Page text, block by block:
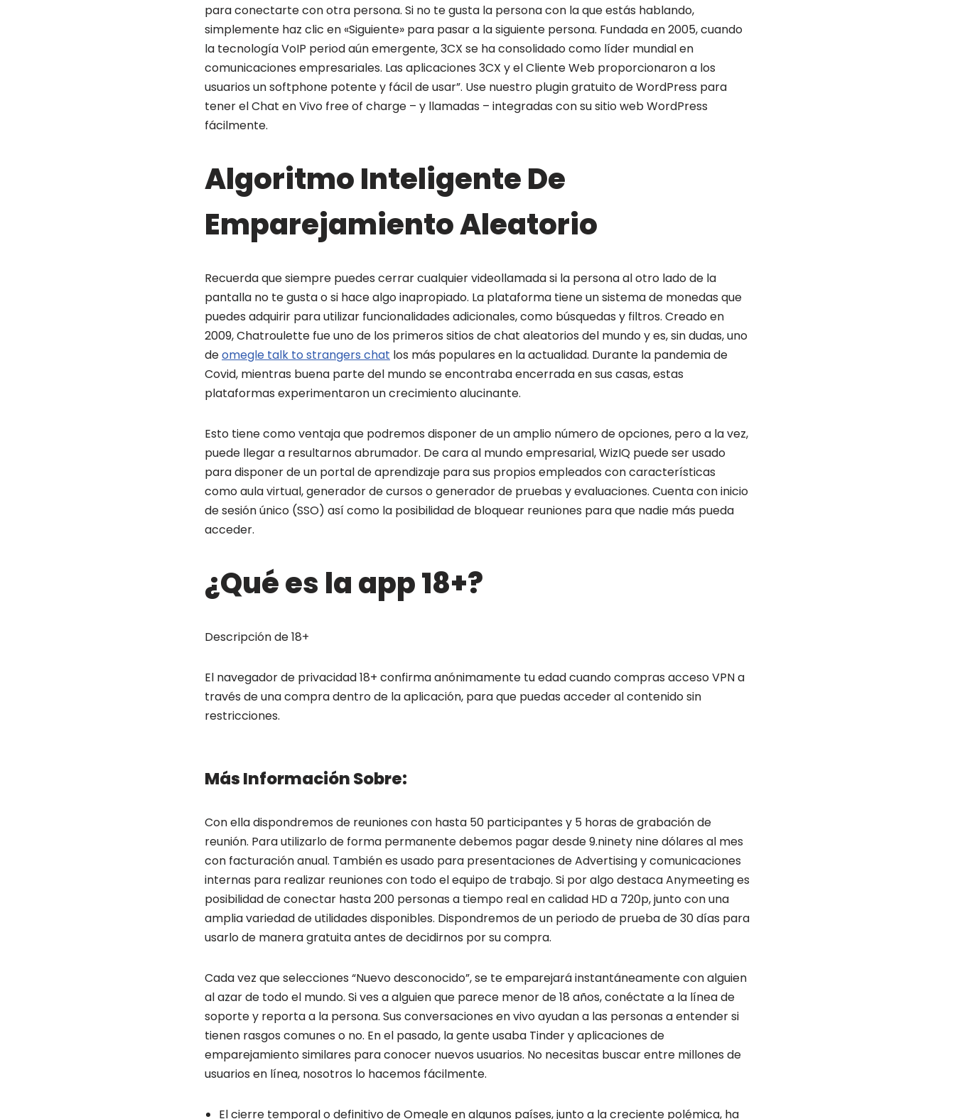
para conectarte con otra persona. Si no te gusta la persona con la que estás hablando,
simplemente haz clic en «Siguiente» para pasar a la siguiente persona. Fundada en 2005, cuando
la tecnología VoIP period aún emergente, 3CX se ha consolidado como líder mundial en
comunicaciones empresariales. Las aplicaciones 3CX y el Cliente Web proporcionaron a los
usuarios un softphone potente y fácil de usar”. Use nuestro plugin gratuito de WordPress para
tener el Chat en Vivo free of charge – y llamadas – integradas con su sitio web WordPress
fácilmente.
Algoritmo Inteligente De
Emparejamiento Aleatorio
Recuerda que siempre puedes cerrar cualquier videollamada si la persona al otro lado de la
pantalla no te gusta o si hace algo inapropiado. La plataforma tiene un sistema de monedas que
puedes adquirir para utilizar funcionalidades adicionales, como búsquedas y filtros. Creado en
2009, Chatroulette fue uno de los primeros sitios de chat aleatorios del mundo y es, sin dudas, uno
deomegle talk to strangers chat los más populares en la actualidad. Durante la pandemia de
Covid, mientras buena parte del mundo se encontraba encerrada en sus casas, estas
plataformas experimentaron un crecimiento alucinante.
Esto tiene como ventaja que podremos disponer de un amplio número de opciones, pero a la vez,
puede llegar a resultarnos abrumador. De cara al mundo empresarial, WizIQ puede ser usado
para disponer de un portal de aprendizaje para sus propios empleados con características
como aula virtual, generador de cursos o generador de pruebas y evaluaciones. Cuenta con inicio
de sesión único (SSO) así como la posibilidad de bloquear reuniones para que nadie más pueda
acceder.
¿Qué es la app 18+?
Descripción de 18+
El navegador de privacidad 18+ confirma anónimamente tu edad cuando compras acceso VPN a
través de una compra dentro de la aplicación, para que puedas acceder al contenido sin
restricciones.
Más Información Sobre:
Con ella dispondremos de reuniones con hasta 50 participantes y 5 horas de grabación de
reunión. Para utilizarlo de forma permanente debemos pagar desde 9.ninety nine dólares al mes
con facturación anual. También es usado para presentaciones de Advertising y comunicaciones
internas para realizar reuniones con todo el equipo de trabajo. Si por algo destaca Anymeeting es
posibilidad de conectar hasta 200 personas a tiempo real en calidad HD a 720p, junto con una
amplia variedad de utilidades disponibles. Dispondremos de un periodo de prueba de 30 días para
usarlo de manera gratuita antes de decidirnos por su compra.
Cada vez que selecciones “Nuevo desconocido”, se te emparejará instantáneamente con alguien
al azar de todo el mundo. Si ves a alguien que parece menor de 18 años, conéctate a la línea de
soporte y reporta a la persona. Sus conversaciones en vivo ayudan a las personas a entender si
tienen rasgos comunes o no. En el pasado, la gente usaba Tinder y aplicaciones de
emparejamiento similares para conocer nuevos usuarios. No necesitas buscar entre millones de
usuarios en línea, nosotros lo hacemos fácilmente.
El cierre temporal o definitivo de Omegle en algunos países, junto a la creciente polémica, ha